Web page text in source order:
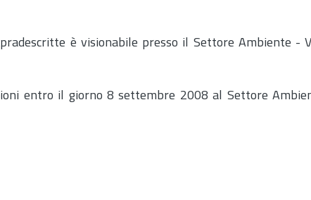
è visionabile presso il Settore Ambiente -
entro il giorno 8 settembre 2008 al Settore